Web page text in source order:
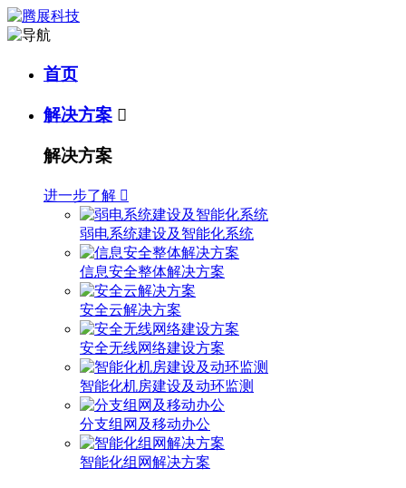
首页
解决方案 
解决方案
进一步了解 
弱电系统建设及智能化系统
信息安全整体解决方案
安全云解决方案
安全无线网络建设方案
智能化机房建设及动环监测
分支组网及移动办公
智能化组网解决方案